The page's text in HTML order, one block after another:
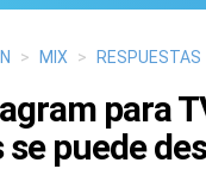
> MIX > RESPUESTAS
para
se puede